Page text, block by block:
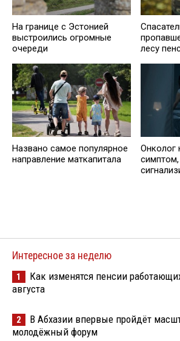
На границе с Эстонией
выстроились огромные
очереди
лесу
Названо самое популярное
направление маткапитала
Онколог
Интересное за неделю
1
Как изменятся пенсии
августа
2
В Абхазии впервые пройдёт
молодёжный форум